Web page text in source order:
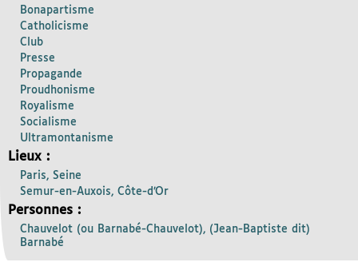
Bonapartisme
Catholicisme
Club
Presse
Propagande
Proudhonisme
Royalisme
Socialisme
Ultramontanisme
Lieux :
Paris, Seine
Semur-en-Auxois, Côte-d’Or
Personnes :
Chauvelot (ou Barnabé-Chauvelot), (Jean-Baptiste dit)
Barnabé